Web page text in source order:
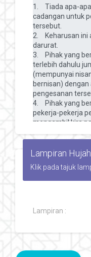
Lampiran
Klik pada tajuk
Lampiran :